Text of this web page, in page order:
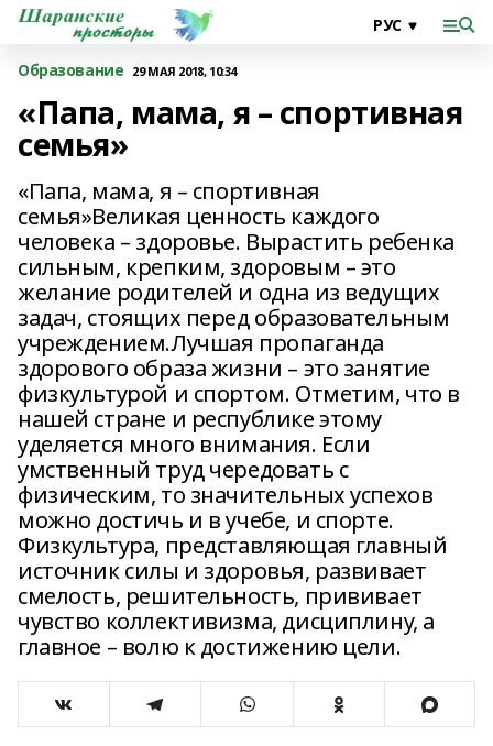
Образование 29 МАЯ 2018, 10:34
«Папа, мама, я – спортивная
семья»
«Папа, мама, я – спортивная
семья»Великая ценность каждого
человека – здоровье. Вырастить ребенка
сильным, крепким, здоровым – это
желание родителей и одна из ведущих
задач, стоящих перед образовательным
учреждением.Лучшая пропаганда
здорового образа жизни – это занятие
физкультурой и спортом. Отметим, что в
нашей стране и республике этому
уделяется много внимания. Если
умственный труд чередовать с
физическим, то значительных успехов
можно достичь и в учебе, и спорте.
Физкультура, представляющая главный
источник силы и здоровья, развивает
смелость, решительность, прививает
чувство коллективизма, дисциплину, а
главное – волю к достижению цели.